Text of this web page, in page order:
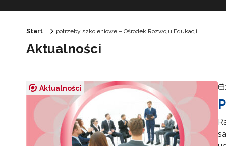
Start potrzeby szkoleniowe – Ośrodek Rozwoju Edukacji
Aktualności
Aktualności